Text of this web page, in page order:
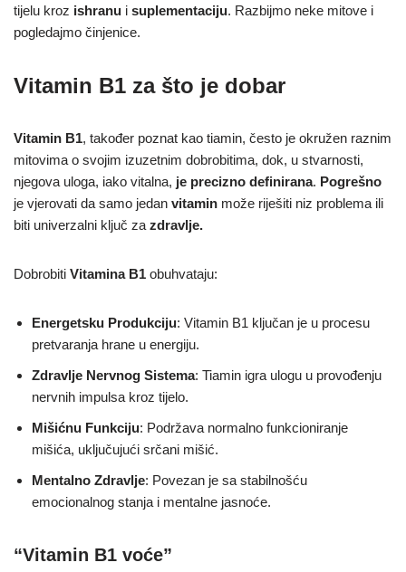
tijelu kroz ishranu i suplementaciju. Razbijmo neke mitove i
pogledajmo činjenice.
Vitamin B1 za što je dobar
Vitamin B1, također poznat kao tiamin, često je okružen raznim
mitovima o svojim izuzetnim dobrobitima, dok, u stvarnosti,
njegova uloga, iako vitalna, je precizno definirana. Pogrešno
je vjerovati da samo jedan vitamin može riješiti niz problema ili
biti univerzalni ključ za zdravlje.
Dobrobiti Vitamina B1 obuhvataju:
Energetsku Produkciju: Vitamin B1 ključan je u procesu
pretvaranja hrane u energiju.
Zdravlje Nervnog Sistema: Tiamin igra ulogu u provođenju
nervnih impulsa kroz tijelo.
Mišićnu Funkciju: Podržava normalno funkcioniranje
mišića, uključujući srčani mišić.
Mentalno Zdravlje: Povezan je sa stabilnošću
emocionalnog stanja i mentalne jasnoće.
“Vitamin B1 voće”